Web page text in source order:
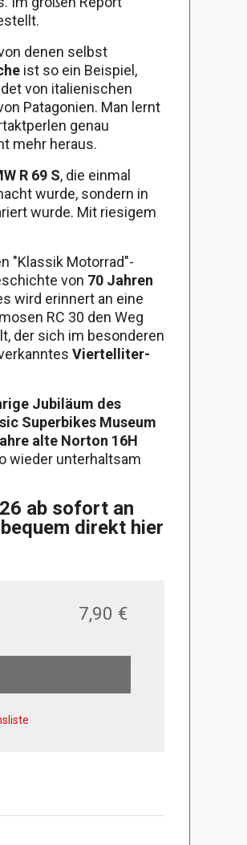
denen selbst
ist so ein Beispiel,
von italienischen
Patagonien. Man lernt
genau
mehr heraus.
R 69 S, die einmal
wurde, sondern in
wurde. Mit riesigem
"Klassik Motorrad"-
von 70 Jahren
wird erinnert an eine
RC 30 den Weg
der sich im besonderen
Viertelliter-
Jubiläum des
Superbikes Museum
alte Norton 16H
wieder unterhaltsam
ab sofort an
direkt hier
7,90 €